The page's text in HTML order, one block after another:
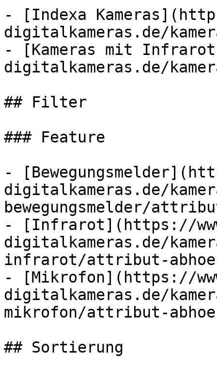
- [Indexa
digitalkameras.de/
- [Kameras mit
digitalkameras.de/
## Filter
### Feature
-
digitalkameras.de/
bewegungsmelder/
- [Infrarot](https://
digitalkameras.de/
infrarot/attribut-
- [Mikrofon](https://
digitalkameras.de/
mikrofon/attribut-
## Sortierung